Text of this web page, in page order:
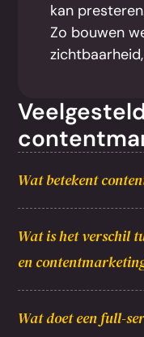
kan
Zo bouwen
Wat betekent
Wat is het verschil
en
Wat doet een full-